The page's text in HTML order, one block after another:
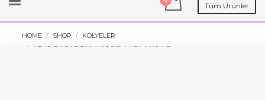
Tüm Ürünler
HOME SHOP
KOLYELER
AZURIT APATIT KUVARS EL YAPIMI KOLYE